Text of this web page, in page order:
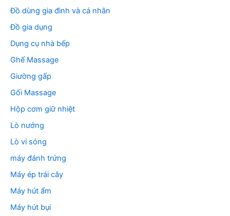
Đồ dùng gia đình và cá nhân
Đồ gia dụng
Dụng cụ nhà bếp
Ghế Massage
Giường gấp
Gối Massage
Hộp cơm giữ nhiệt
Lò nướng
Lò vi sóng
máy đánh trứng
Máy ép trái cây
Máy hút ẩm
Máy hút bụi